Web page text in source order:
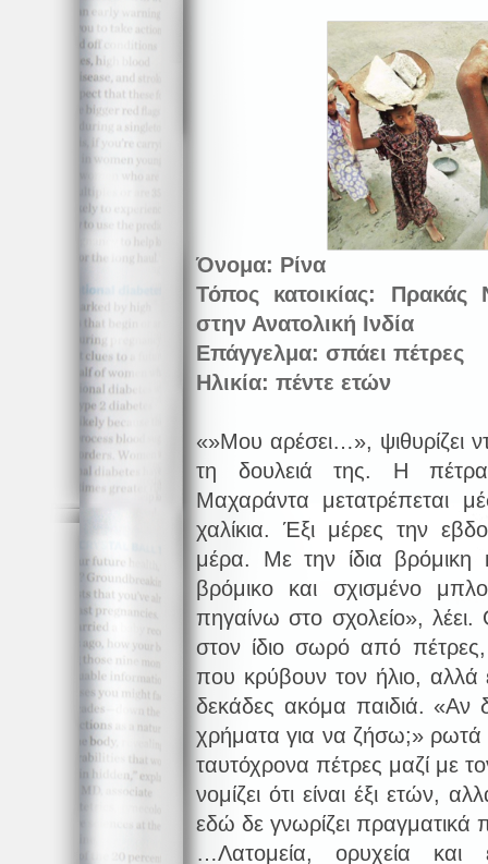
Όνομα: Ρίνα
Τόπος κατοικίας:
στην Ανατολική Ινδία
Επάγγελμα: σπάει πέτρες
Ηλικία: πέντε ετών
«»Μου αρέσει…», ψιθυρίζει
τη δουλειά της. Η
Μαχαράντα μετατρέπεται
χαλίκια. Έξι μέρες την
μέρα. Με την ίδια βρόμικη
βρόμικο και σχισμένο
πηγαίνω στο σχολείο»,
στον ίδιο σωρό από
που κρύβουν τον ήλιο, αλλά
δεκάδες ακόμα παιδιά.
χρήματα για να ζήσω;»
ταυτόχρονα πέτρες μαζί με
νομίζει ότι είναι έξι ετών,
εδώ δε γνωρίζει πραγματικά
…Λατομεία, ορυχεία και